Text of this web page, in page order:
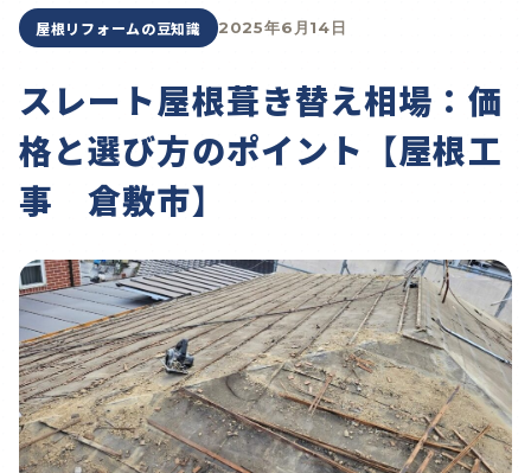
屋根リフォームの豆知識 2025年6月14日
スレート屋根葺き替え相場：価
格と選び方のポイント【屋根工
事 倉敷市】